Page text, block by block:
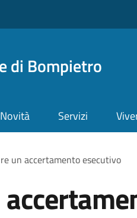
di Bompietro
Novità Servizi
un accertamento esecutivo